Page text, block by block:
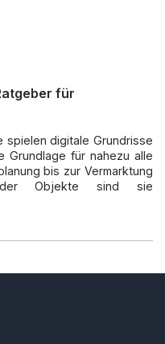
für
spielen digitale Grundrisse
Grundlage für nahezu alle
bis zur Vermarktung
Objekte sind sie